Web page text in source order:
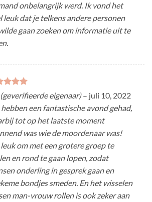
onbelangrijk werd. Ik vond het
leuk dat je telkens andere personen
gaan zoeken om informatie uit te
5
(geverifieerde eigenaar) – juli 10, 2022
hebben een fantastische avond gehad,
tot op het laatste moment
was wie de moordenaar was!
leuk om met een grotere groep te
en rond te gaan lopen, zodat
onderling in gesprek gaan en
bondjes smeden. En het wisselen
man-vrouw rollen is ook zeker aan